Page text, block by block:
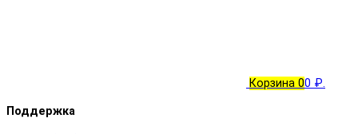
Корзина 00 ₽.
Поддержка